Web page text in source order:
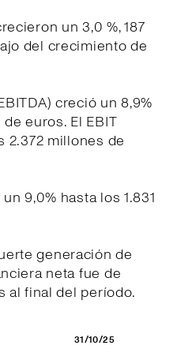
un 3,0 %, 187
del crecimiento de
creció un 8,9%
euros. El EBIT
2.372 millones de
9,0% hasta los 1.831
generación de
neta fue de
al final del período.
31/10/25